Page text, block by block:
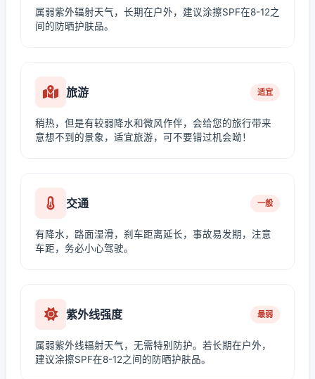
属弱紫外辐射天气，长期在户外，建议涂擦SPF在8-12之
间的防晒护肤品。
旅游 适宜
稍热，但是有较弱降水和微风作伴，会给您的旅行带来
意想不到的景象，适宜旅游，可不要错过机会呦！
交通 一般
有降水，路面湿滑，刹车距离延长，事故易发期，注意
车距，务必小心驾驶。
紫外线强度 最弱
属弱紫外线辐射天气，无需特别防护。若长期在户外，
建议涂擦SPF在8-12之间的防晒护肤品。